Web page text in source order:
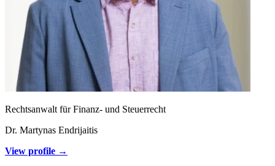
Rechtsanwalt für Finanz- und Steuerrecht
Dr. Martynas Endrijaitis
View profile →